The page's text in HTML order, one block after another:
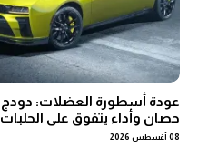
حصان وأداء يتفوق على الحلبات
08 أغسطس 2026